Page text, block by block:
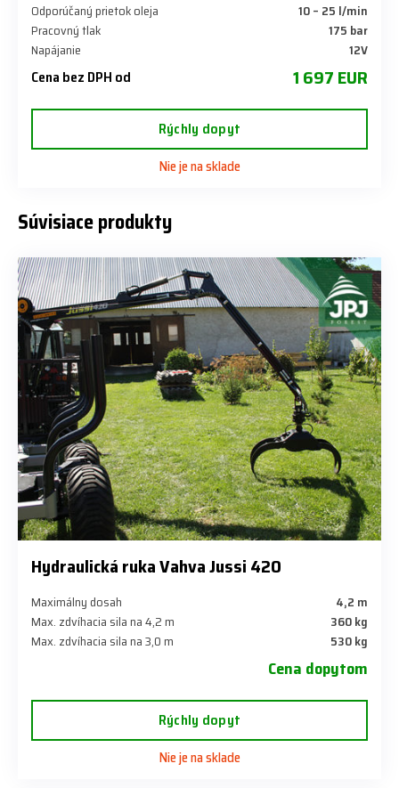
Odporúčaný prietok oleja
10 – 25 l/min
Pracovný tlak
175 bar
Napájanie
12V
Cena bez DPH od 1 697 EUR
Rýchly dopyt
Nie je na sklade
Súvisiace produkty
Hydraulická ruka Vahva Jussi 420
Maximálny dosah
4,2 m
Max. zdvíhacia sila na 4,2 m
360 kg
Max. zdvíhacia sila na 3,0 m
530 kg
Cena dopytom
Rýchly dopyt
Nie je na sklade